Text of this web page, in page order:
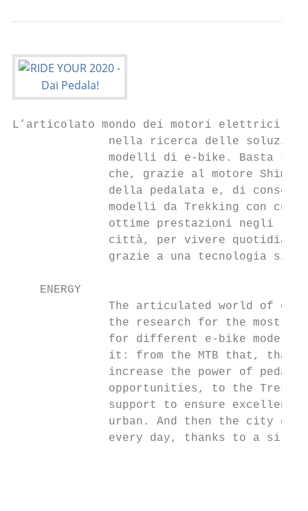
L’articolato mondo dei motori elettrici
nella ricerca delle
modelli di e-bike. Basta
che, grazie al motore
della pedalata e, di
modelli da Trekking con
ottime prestazioni negli
città, per vivere
grazie a una tecnologia
ENERGY
The articulated world of
the research for the most
for different e-bike
it: from the MTB that,
increase the power of
opportunities, to the
support to ensure excellent
urban. And then the city e-
every day, thanks to a